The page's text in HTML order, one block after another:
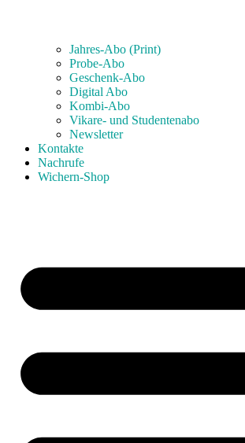
Jahres-Abo (Print)
Probe-Abo
Geschenk-Abo
Digital Abo
Kombi-Abo
Vikare- und Studentenabo
Newsletter
Kontakte
Nachrufe
Wichern-Shop